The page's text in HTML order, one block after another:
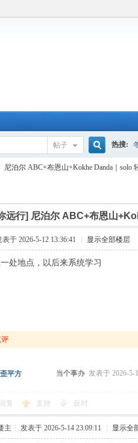
帖子
搜
索
热搜:
尼泊尔 ABC+布恩山+Kokhe Danda｜solo
远行] 尼泊尔 ABC+布恩山
表于 2026-5-12 13:36:41 显示全部楼层
处地点，以后来系统学习
评
歪平方 当个事办 发表于 2026-5-
回复 支持 反对
主 发表于 2026-5-14 23:09:11 显示全